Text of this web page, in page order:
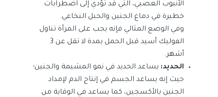
الأنبوب العصبي، التي قد تؤدي إلى اضطرابات
خطيرة في دماغ الجنين والحبل النخاعي.
وفي الوضع المثالي فإنه يجب على المرأة تناول
الفوليك أسيد قبل الحمل بمدة لا تقل عن 3
أشهر.
الحديد: يساعد الحديد في نمو المشيمة والجنين؛
حيث إنه يساعد الجسم في إنتاج الدم لإمداد
الجنين بالأكسجين، كما يساعد في الوقاية من